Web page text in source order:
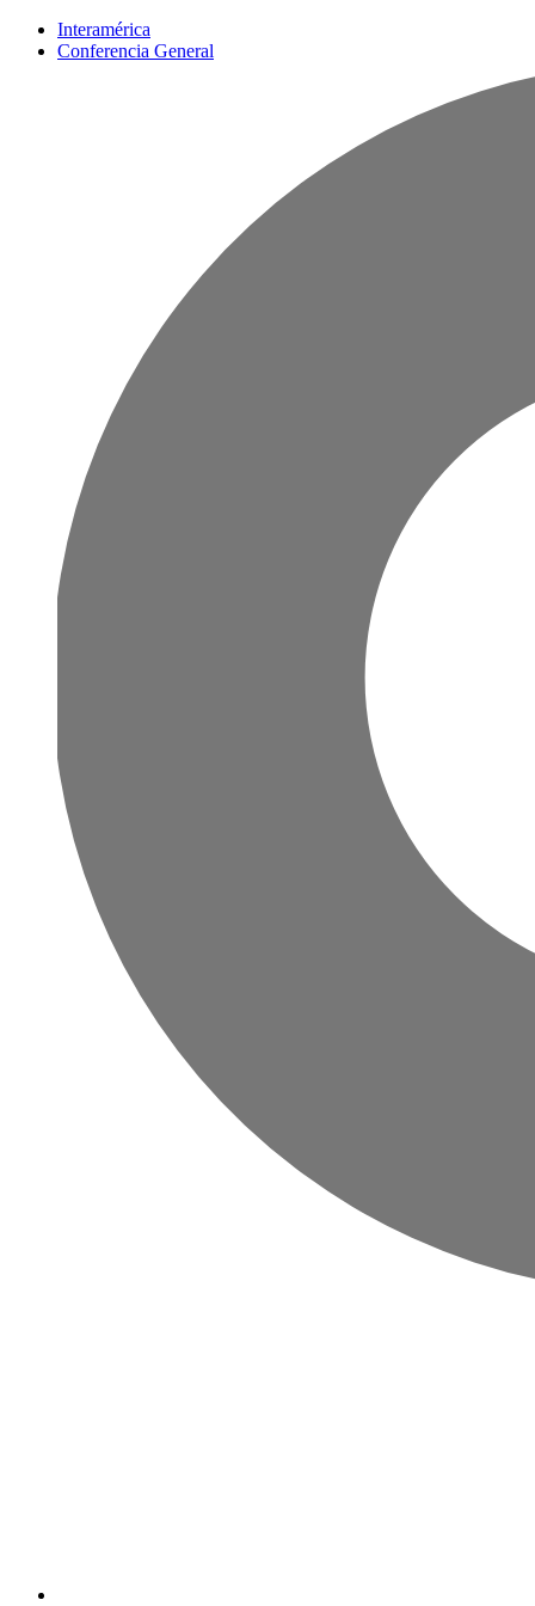
Interamérica
Conferencia General